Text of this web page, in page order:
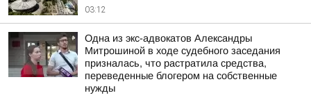
03:12
Одна из экс-адвокатов Александры
Митрошиной в ходе судебного заседания
призналась, что растратила средства,
переведенные блогером на собственные
нужды